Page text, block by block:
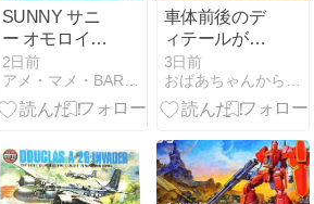
SUNNY サニ
ー オモロイド
乱戦の魔術師
フロッガー ■
完全可変タイ
2日前
車体前後のデ
ィテールが完
成！フロント
バンパー＆ウ
インチローラ
3日前